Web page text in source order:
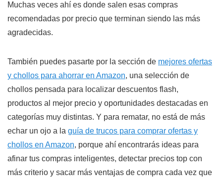
Muchas veces ahí es donde salen esas compras
recomendadas por precio que terminan siendo las más
agradecidas.
También puedes pasarte por la sección de mejores ofertas
y chollos para ahorrar en Amazon, una selección de
chollos pensada para localizar descuentos flash,
productos al mejor precio y oportunidades destacadas en
categorías muy distintas. Y para rematar, no está de más
echar un ojo a la guía de trucos para comprar ofertas y
chollos en Amazon, porque ahí encontrarás ideas para
afinar tus compras inteligentes, detectar precios top con
más criterio y sacar más ventajas de compra cada vez que